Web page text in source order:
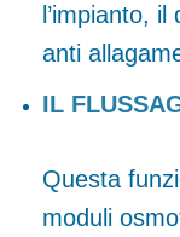
l’impianto,
anti
IL
Questa
moduli